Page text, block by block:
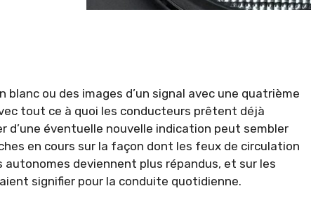
blanc ou des images d’un signal avec une quatrième
tout ce à quoi les conducteurs prêtent déjà
éventuelle nouvelle indication peut sembler
en cours sur la façon dont les feux de circulation
deviennent plus répandus, et sur les
signifier pour la conduite quotidienne.